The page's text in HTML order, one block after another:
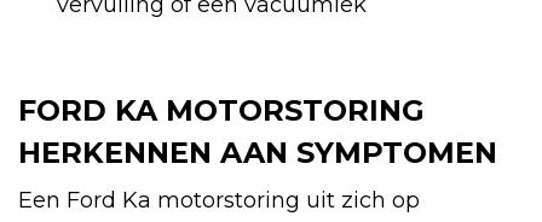
FORD KA MOTORSTORING
HERKENNEN AAN SYMPTOMEN
Een Ford Ka motorstoring uit zich op